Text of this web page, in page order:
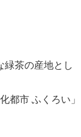
緑茶の産地とし
都市 ふくろい」